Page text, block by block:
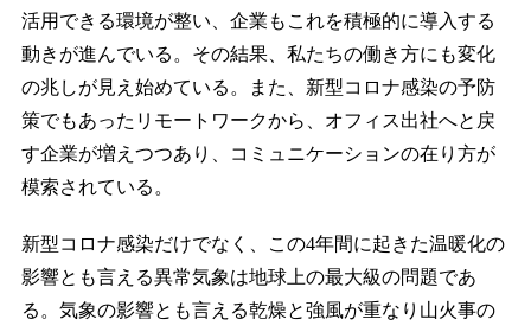
活用できる環境が整い、企業もこれを積極的に導入する
動きが進んでいる。その結果、私たちの働き方にも変化
の兆しが見え始めている。また、新型コロナ感染の予防
策でもあったリモートワークから、オフィス出社へと戻
す企業が増えつつあり、コミュニケーションの在り方が
模索されている。
新型コロナ感染だけでなく、この4年間に起きた温暖化の
影響とも言える異常気象は地球上の最大級の問題であ
る。気象の影響とも言える乾燥と強風が重なり山火事の